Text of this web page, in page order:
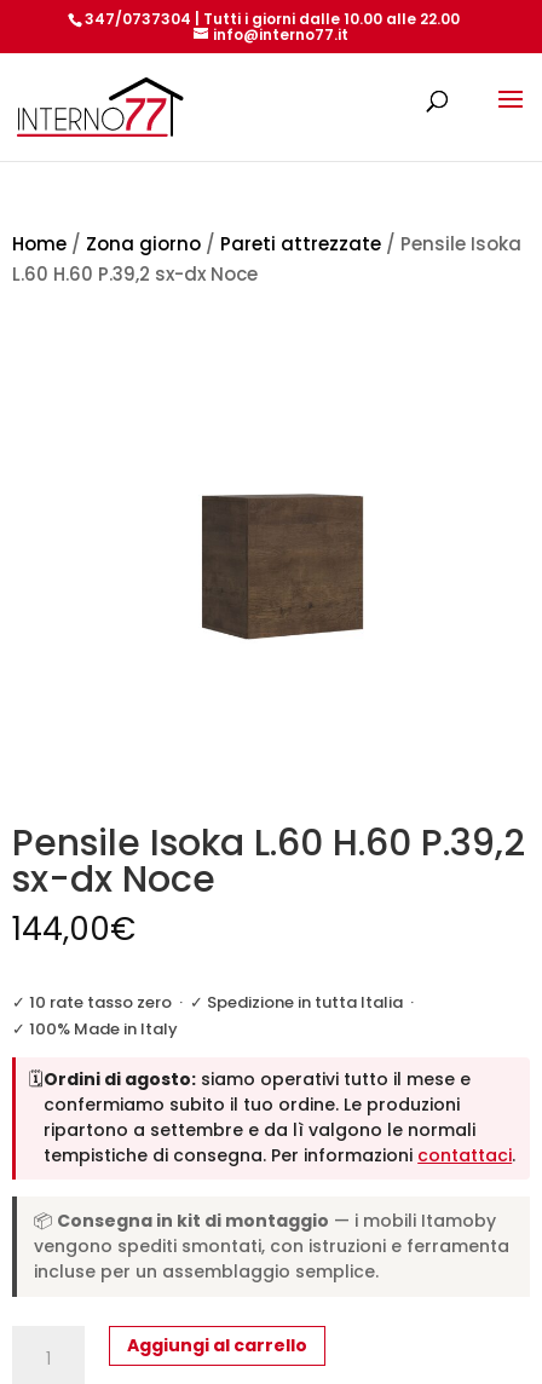
347/0737304 | Tutti i giorni dalle 10.00 alle 22.00
info@interno77.it
Home / Zona giorno / Pareti attrezzate / Pensile Isoka
L.60 H.60 P.39,2 sx-dx Noce
Pensile Isoka L.60 H.60 P.39,2
sx-dx Noce
144,00€
✓ 10 rate tasso zero · ✓ Spedizione in tutta Italia ·
✓ 100% Made in Italy
🗓️Ordini di agosto: siamo operativi tutto il mese e
confermiamo subito il tuo ordine. Le produzioni
ripartono a settembre e da lì valgono le normali
tempistiche di consegna. Per informazioni contattaci.
📦 Consegna in kit di montaggio — i mobili Itamoby
vengono spediti smontati, con istruzioni e ferramenta
incluse per un assemblaggio semplice.
Isoka
Aggiungi al carrello